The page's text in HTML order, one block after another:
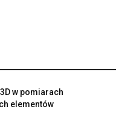
w pomiarach
elementów